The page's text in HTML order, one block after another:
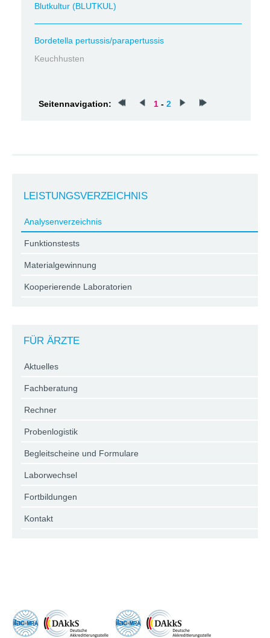
Blutkultur (BLUTKUL)
Bordetella pertussis/parapertussis
Keuchhusten
Seitennavigation: 1 - 2
LEISTUNGSVERZEICHNIS
Analysenverzeichnis
Funktionstests
Materialgewinnung
Kooperierende Laboratorien
FÜR ÄRZTE
Aktuelles
Fachberatung
Rechner
Probenlogistik
Begleitscheine und Formulare
Laborwechsel
Fortbildungen
Kontakt